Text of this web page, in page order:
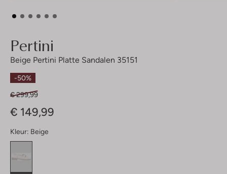
Pertini
Beige Pertini Platte Sandalen 35151
-50%
€ 299,99
€ 149,99
Kleur: Beige